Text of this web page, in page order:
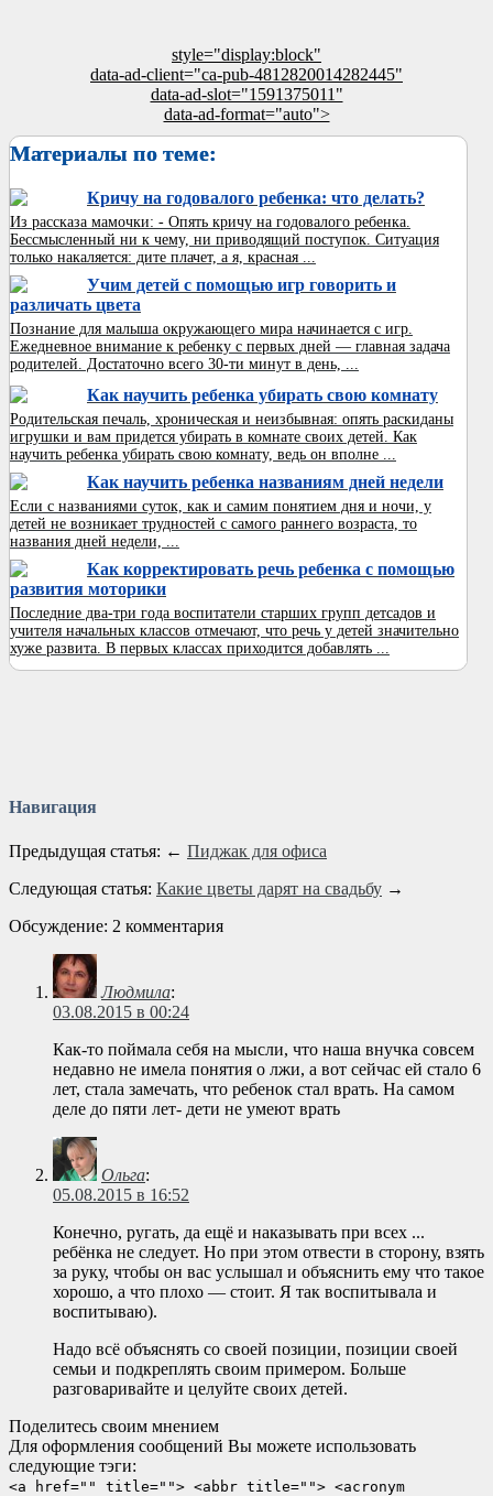
style="display:block"
data-ad-client="ca-pub-4812820014282445"
data-ad-slot="1591375011"
data-ad-format="auto">
Материалы по теме:
Кричу на годовалого ребенка: что делать?
Из рассказа мамочки: - Опять кричу на годовалого ребенка.
Бессмысленный ни к чему, ни приводящий поступок. Ситуация
только накаляется: дите плачет, а я, красная ...
Учим детей с помощью игр говорить и
различать цвета
Познание для малыша окружающего мира начинается с игр.
Ежедневное внимание к ребенку с первых дней — главная задача
родителей. Достаточно всего 30-ти минут в день, ...
Как научить ребенка убирать свою комнату
Родительская печаль, хроническая и неизбывная: опять раскиданы
игрушки и вам придется убирать в комнате своих детей. Как
научить ребенка убирать свою комнату, ведь он вполне ...
Как научить ребенка названиям дней недели
Если с названиями суток, как и самим понятием дня и ночи, у
детей не возникает трудностей с самого раннего возраста, то
названия дней недели, ...
Как корректировать речь ребенка с помощью
развития моторики
Последние два-три года воспитатели старших групп детсадов и
учителя начальных классов отмечают, что речь у детей значительно
хуже развита. В первых классах приходится добавлять ...
Навигация
Предыдущая статья: ← Пиджак для офиса
Следующая статья: Какие цветы дарят на свадьбу →
Обсуждение: 2 комментария
Людмила:
03.08.2015 в 00:24
Как-то поймала себя на мысли, что наша внучка совсем
недавно не имела понятия о лжи, а вот сейчас ей стало 6
лет, стала замечать, что ребенок стал врать. На самом
деле до пяти лет- дети не умеют врать
Ольга:
05.08.2015 в 16:52
Конечно, ругать, да ещё и наказывать при всех ...
ребёнка не следует. Но при этом отвести в сторону, взять
за руку, чтобы он вас услышал и объяснить ему что такое
хорошо, а что плохо — стоит. Я так воспитывала и
воспитываю).
Надо всё объяснять со своей позиции, позиции своей
семьи и подкреплять своим примером. Больше
разговаривайте и целуйте своих детей.
Поделитесь своим мнением
Для оформления сообщений Вы можете использовать
следующие тэги:
<a href="" title=""> <abbr title=""> <acronym